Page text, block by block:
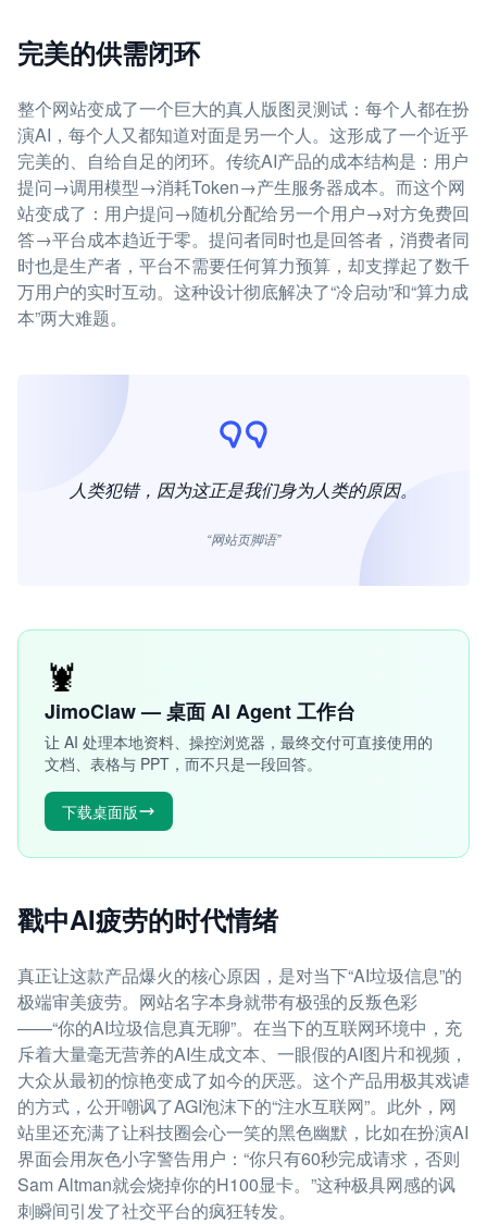
完美的供需闭环
整个网站变成了一个巨大的真人版图灵测试：每个人都在扮
演AI，每个人又都知道对面是另一个人。这形成了一个近乎
完美的、自给自足的闭环。传统AI产品的成本结构是：用户
提问→调用模型→消耗Token→产生服务器成本。而这个网
站变成了：用户提问→随机分配给另一个用户→对方免费回
答→平台成本趋近于零。提问者同时也是回答者，消费者同
时也是生产者，平台不需要任何算力预算，却支撑起了数千
万用户的实时互动。这种设计彻底解决了“冷启动”和“算力成
本”两大难题。
人类犯错，因为这正是我们身为人类的原因。
“网站页脚语”
🦞
JimoClaw — 桌面 AI Agent 工作台
让 AI 处理本地资料、操控浏览器，最终交付可直接使用的
文档、表格与 PPT，而不只是一段回答。
下载桌面版
戳中AI疲劳的时代情绪
真正让这款产品爆火的核心原因，是对当下“AI垃圾信息”的
极端审美疲劳。网站名字本身就带有极强的反叛色彩
——“你的AI垃圾信息真无聊”。在当下的互联网环境中，充
斥着大量毫无营养的AI生成文本、一眼假的AI图片和视频，
大众从最初的惊艳变成了如今的厌恶。这个产品用极其戏谑
的方式，公开嘲讽了AGI泡沫下的“注水互联网”。此外，网
站里还充满了让科技圈会心一笑的黑色幽默，比如在扮演AI
界面会用灰色小字警告用户：“你只有60秒完成请求，否则
Sam Altman就会烧掉你的H100显卡。”这种极具网感的讽
刺瞬间引发了社交平台的疯狂转发。